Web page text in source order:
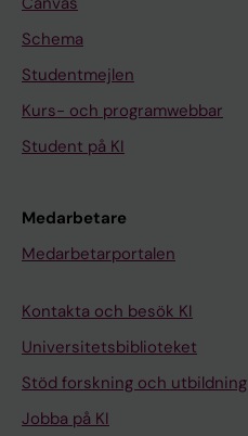
Schema
Studentmejlen
Kurs- och programwebbar
Student på KI
Medarbetare
Medarbetarportalen
Kontakta och besök KI
Universitetsbiblioteket
Stöd forskning och utbildning
Jobba på KI